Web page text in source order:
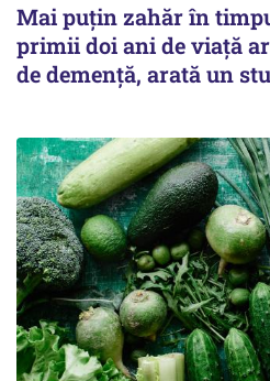
Mai puțin zahăr în
primii doi ani de viață
de demență, arată un